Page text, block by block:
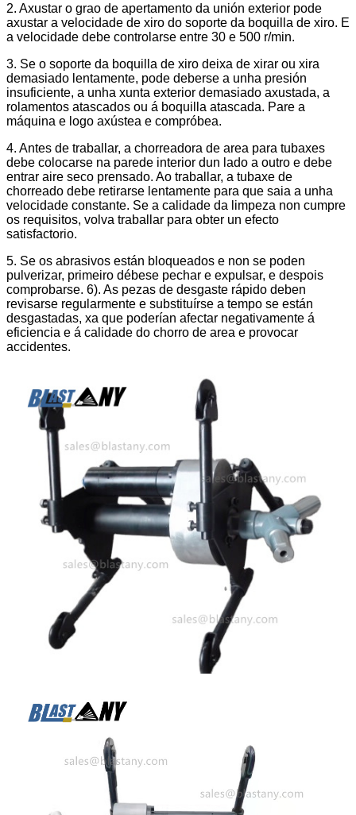
2. Axustar o grao de apertamento da unión exterior pode
axustar a velocidade de xiro do soporte da boquilla de xiro. E
a velocidade debe controlarse entre 30 e 500 r/min.
3. Se o soporte da boquilla de xiro deixa de xirar ou xira
demasiado lentamente, pode deberse a unha presión
insuficiente, a unha xunta exterior demasiado axustada, a
rolamentos atascados ou á boquilla atascada. Pare a
máquina e logo axústea e compróbea.
4. Antes de traballar, a chorreadora de area para tubaxes
debe colocarse na parede interior dun lado a outro e debe
entrar aire seco prensado. Ao traballar, a tubaxe de
chorreado debe retirarse lentamente para que saia a unha
velocidade constante. Se a calidade da limpeza non cumpre
os requisitos, volva traballar para obter un efecto
satisfactorio.
5. Se os abrasivos están bloqueados e non se poden
pulverizar, primeiro débese pechar e expulsar, e despois
comprobarse. 6). As pezas de desgaste rápido deben
revisarse regularmente e substituírse a tempo se están
desgastadas, xa que poderían afectar negativamente á
eficiencia e á calidade do chorro de area e provocar
accidentes.